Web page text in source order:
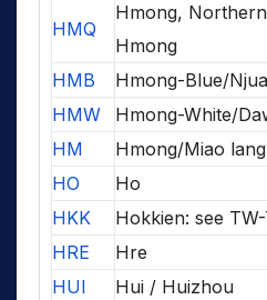
HMQ
Hmong,
Hmong
HMB
Hmong-Blue/Njua
HMW
Hmong-White/
HM
Hmong/Miao
HO
Ho
HKK
Hokkien: see
HRE
Hre
HUI
Hui / Huizhou